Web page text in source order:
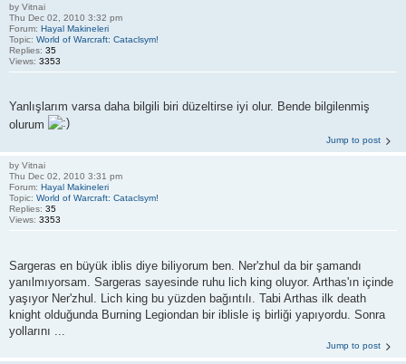
by Vitnai
Thu Dec 02, 2010 3:32 pm
Forum: Hayal Makineleri
Topic: World of Warcraft: Cataclsym!
Replies: 35
Views: 3353
Yanlışlarım varsa daha bilgili biri düzeltirse iyi olur. Bende bilgilenmiş
olurum
Jump to post
by Vitnai
Thu Dec 02, 2010 3:31 pm
Forum: Hayal Makineleri
Topic: World of Warcraft: Cataclsym!
Replies: 35
Views: 3353
Sargeras en büyük iblis diye biliyorum ben. Ner'zhul da bir şamandı
yanılmıyorsam. Sargeras sayesinde ruhu lich king oluyor. Arthas'ın içinde
yaşıyor Ner'zhul. Lich king bu yüzden bağıntılı. Tabi Arthas ilk death
knight olduğunda Burning Legiondan bir iblisle iş birliği yapıyordu. Sonra
yollarını ...
Jump to post